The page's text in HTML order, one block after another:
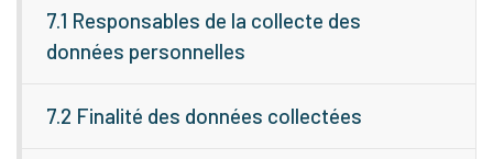
7.1 Responsables de la collecte des
données personnelles
7.2 Finalité des données collectées